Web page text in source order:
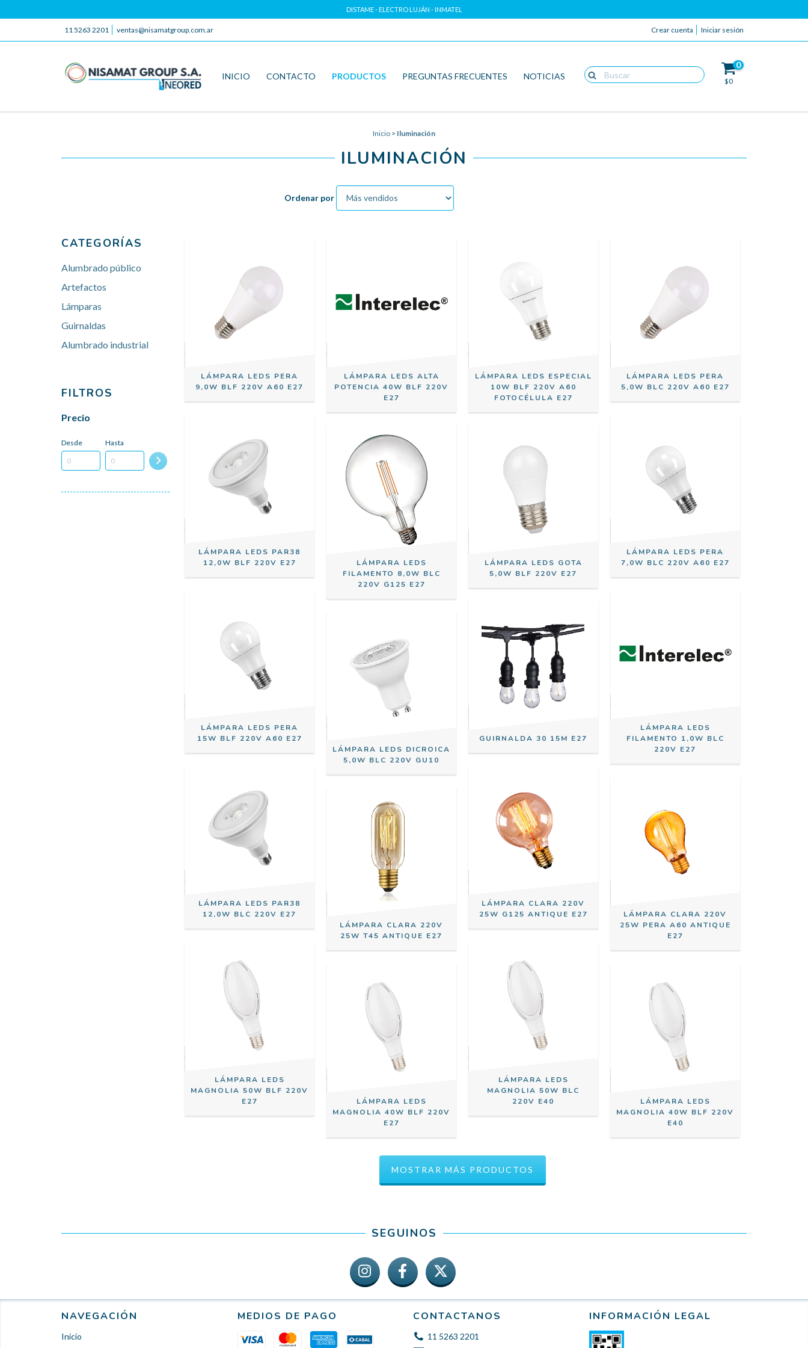
DISTAME - ELECTRO LUJÁN - INMATEL
11 5263 2201 ventas@nisamatgroup.com.ar Crear cuenta Iniciar sesión
INICIO CONTACTO PRODUCTOS PREGUNTAS FRECUENTES NOTICIAS
0
$0
Inicio > Iluminación
ILUMINACIÓN
Ordenar por
CATEGORÍAS
Alumbrado público
Artefactos
Lámparas
Guirnaldas
Alumbrado industrial
FILTROS
Precio
Desde Hasta
LÁMPARA LEDS PERA
9,0W BLF 220V A60 E27
LÁMPARA LEDS ALTA
POTENCIA 40W BLF 220V
E27
LÁMPARA LEDS ESPECIAL
10W BLF 220V A60
FOTOCÉLULA E27
LÁMPARA LEDS PERA
5,0W BLC 220V A60 E27
LÁMPARA LEDS PAR38
12,0W BLF 220V E27
LÁMPARA LEDS
FILAMENTO 8,0W BLC
220V G125 E27
LÁMPARA LEDS GOTA
5,0W BLF 220V E27
LÁMPARA LEDS PERA
7,0W BLC 220V A60 E27
LÁMPARA LEDS PERA
15W BLF 220V A60 E27
LÁMPARA LEDS DICROICA
5,0W BLC 220V GU10
GUIRNALDA 30 15M E27
LÁMPARA LEDS
FILAMENTO 1,0W BLC
220V E27
LÁMPARA LEDS PAR38
12,0W BLC 220V E27
LÁMPARA CLARA 220V
25W T45 ANTIQUE E27
LÁMPARA CLARA 220V
25W G125 ANTIQUE E27
LÁMPARA CLARA 220V
25W PERA A60 ANTIQUE
E27
LÁMPARA LEDS
MAGNOLIA 50W BLF 220V
E27
LÁMPARA LEDS
MAGNOLIA 40W BLF 220V
E27
LÁMPARA LEDS
MAGNOLIA 50W BLC
220V E40
LÁMPARA LEDS
MAGNOLIA 40W BLF 220V
E40
MOSTRAR MÁS PRODUCTOS
SEGUINOS
NAVEGACIÓN
Inicio
MEDIOS DE PAGO CONTACTANOS
11 5263 2201
INFORMACIÓN LEGAL